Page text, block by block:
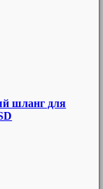
шланг для